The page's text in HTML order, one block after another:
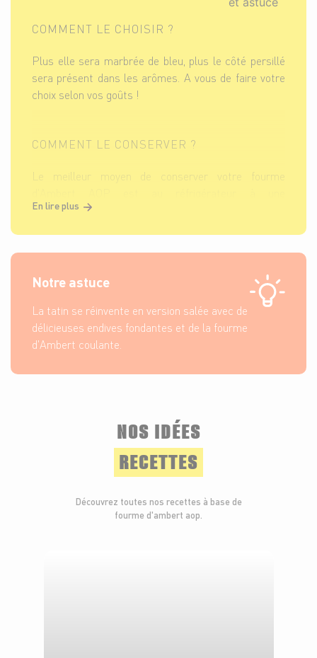
COMMENT LE CHOISIR ?
Plus elle sera marbrée de bleu, plus le côté persillé
sera présent dans les arômes. A vous de faire votre
choix selon vos goûts !
COMMENT LE CONSERVER ?
Le meilleur moyen de conserver votre fourme
température comprise entre 4 et 8°C.
En lire plus
Notre astuce
La tatin se réinvente en version salée avec de
délicieuses endives fondantes et de la fourme
d'Ambert coulante.
NOS IDÉES
RECETTES
Découvrez toutes nos recettes à base de
fourme d'ambert aop.